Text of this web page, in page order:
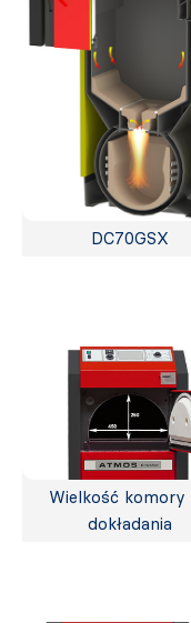
DC70GSX
Wielkość komory
dokładania